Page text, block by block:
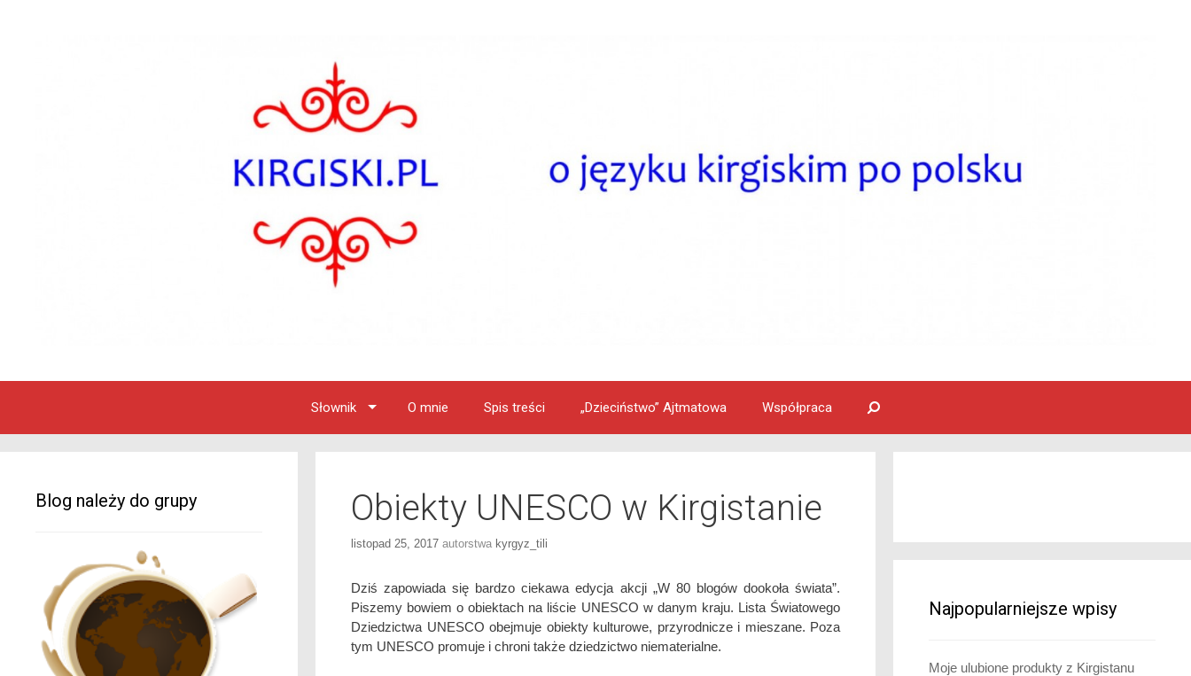
Słownik
O mnie Spis treści „Dzieciństwo” Ajtmatowa Współpraca
Obiekty UNESCO w Kirgistanie
listopad 25, 2017 autorstwa kyrgyz_tili
Dziś zapowiada się bardzo ciekawa edycja akcji „W 80 blogów dookoła świata”.
Piszemy bowiem o obiektach na liście UNESCO w danym kraju. Lista Światowego
Dziedzictwa UNESCO obejmuje obiekty kulturowe, przyrodnicze i mieszane. Poza
tym UNESCO promuje i chroni także dziedzictwo niematerialne.
Blog należy do grupy
Najpopularniejsze wpisy
Moje ulubione produkty z Kirgistanu